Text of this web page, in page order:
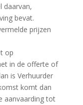
daarvan,
bevat.
prijzen
op
in de offerte of
is Verhuurder
komt dan
aanvaarding tot